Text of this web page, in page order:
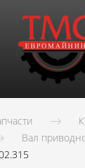
Вал